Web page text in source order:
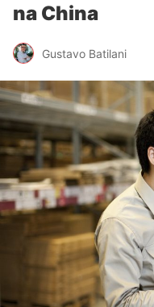
na China
Gustavo Batilani